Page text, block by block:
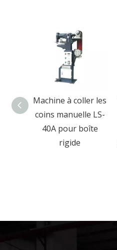
Machine à coller les
coins manuelle LS-
40A pour boîte
rigide